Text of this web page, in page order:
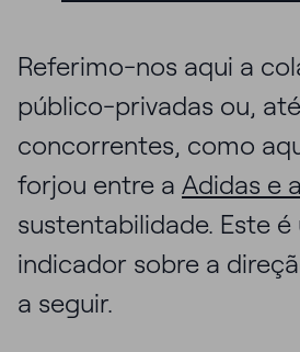
Referimo-nos aqui a
público-privadas ou,
concorrentes, como
forjou entre a Adidas e
sustentabilidade. Este
indicador sobre a
a seguir.